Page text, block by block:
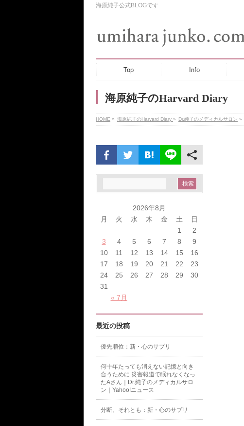
海原純子公式BLOGです
Top Info
海原純子のHarvard Diary
HOME » 海原純子のHarvard Diary » Dr.純子のメディカルサロン »
2026年8月
月
火 水 木 金 土 日
« 7月
1
2
3
4 5 6 7 8
9
10
11 12 13 14 15
16
17
18 19 20 21 22
23
24
25 26 27 28 29
30
31
最近の投稿
優先順位：新・心のサプリ
何十年たっても消えない記憶と向き
合うために 災害報道で眠れなくなっ
たAさん｜Dr.純子のメディカルサロ
ン｜Yahoo!ニュース
分断、それとも：新・心のサプリ